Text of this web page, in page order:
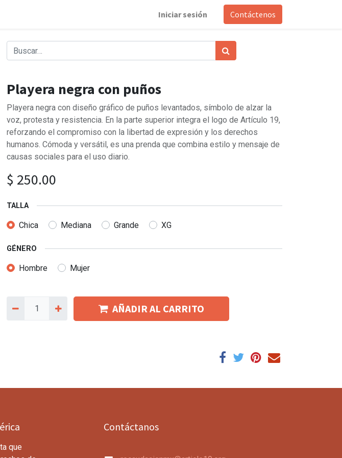
Iniciar sesión Contáctenos
Playera negra con puños
Playera negra con diseño gráfico de puños levantados, símbolo de alzar la
voz, protesta y resistencia. En la parte superior integra el logo de Artículo 19,
reforzando el compromiso con la libertad de expresión y los derechos
humanos. Cómoda y versátil, es una prenda que combina estilo y mensaje de
causas sociales para el uso diario.
$ 250.00
TALLA
Chica Mediana Grande XG
GÉNERO
Hombre Mujer
AÑADIR AL CARRITO
que
Contáctanos